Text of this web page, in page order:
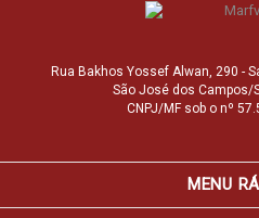
Rua Bakhos Yossef Alwan, 290 -
São José dos Campos/
CNPJ/MF sob o nº
MENU